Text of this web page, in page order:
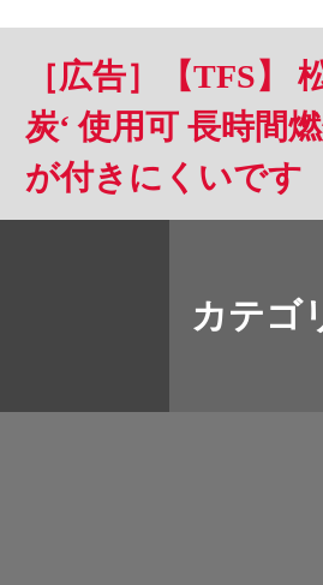
［広告］【TFS】
炭‘ 使用可 長時間
が付きにくいです
カテゴ
取扱店